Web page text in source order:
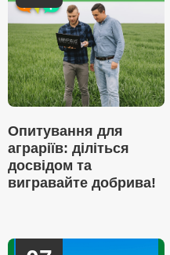
Опитування для
аграріїв: діліться
досвідом та
вигравайте добрива!